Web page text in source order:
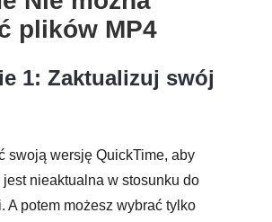
plików MP4
1: Zaktualizuj swój
swoją wersję QuickTime, aby
nieaktualna w stosunku do
A potem możesz wybrać tylko